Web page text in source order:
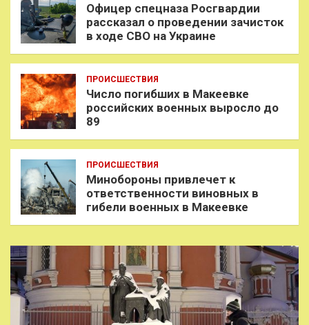
Офицер спецназа Росгвардии
рассказал о проведении зачисток
в ходе СВО на Украине
ПРОИСШЕСТВИЯ
Число погибших в Макеевке
российских военных выросло до
89
ПРОИСШЕСТВИЯ
Минобороны привлечет к
ответственности виновных в
гибели военных в Макеевке